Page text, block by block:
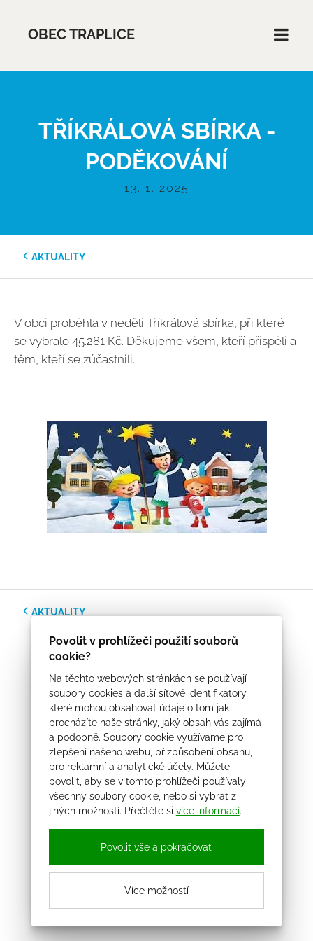
Povolit v prohlížeči použití souborů
cookie?
Na těchto webových stránkách se používají
soubory cookies a další síťové identifikátory,
které mohou obsahovat údaje o tom jak
procházíte naše stránky, jaký obsah vás zajímá
a podobně. Soubory cookie využíváme pro
zlepšení našeho webu, přizpůsobení obsahu,
pro reklamní a analytické účely. Můžete
povolit, aby se v tomto prohlížeči používaly
všechny soubory cookie, nebo si vybrat z
jiných možností. Přečtěte si více informací.
Povolit vše a pokračovat
Více možností
OBEC TRAPLICE
TŘÍKRÁLOVÁ SBÍRKA -
PODĚKOVÁNÍ
13. 1. 2025
AKTUALITY
V obci proběhla v neděli Tříkrálová sbírka, při které
se vybralo 45.281 Kč. Děkujeme všem, kteří přispěli a
těm, kteří se zúčastnili.
AKTUALITY